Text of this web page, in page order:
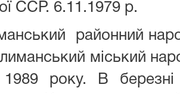
ССР. 6.11.1979 р.
районний
міський
року. В